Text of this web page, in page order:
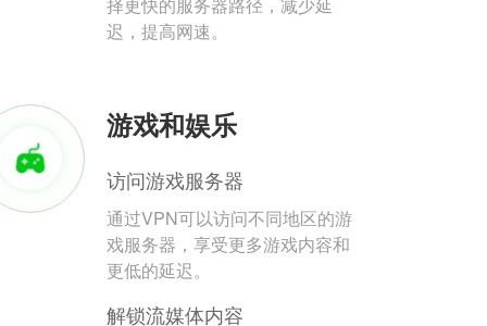
择更快的服务器路径，减少延
迟，提高网速。
游戏和娱乐
访问游戏服务器
通过VPN可以访问不同地区的游
戏服务器，享受更多游戏内容和
更低的延迟。
解锁流媒体内容